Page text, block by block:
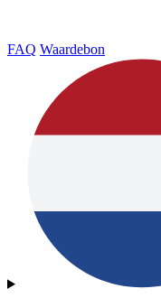
FAQ Waardebon